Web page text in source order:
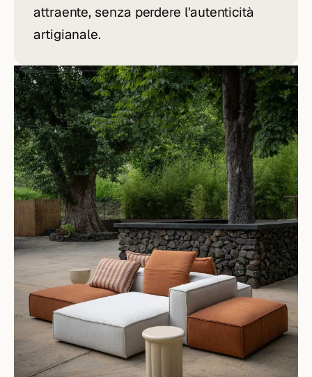
attraente, senza perdere l'autenticità
artigianale.